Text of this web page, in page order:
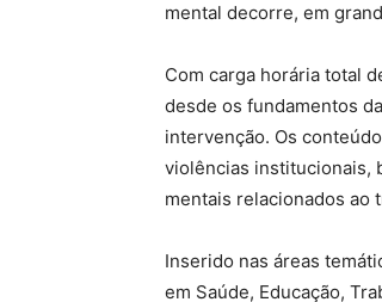
mental decorre, em
Com carga horária total
desde os fundamentos
intervenção. Os
violências institucionais,
mentais relacionados ao
Inserido nas áreas
em Saúde, Educação,